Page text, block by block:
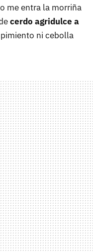
me entra la morriña
cerdo agridulce a
ni cebolla